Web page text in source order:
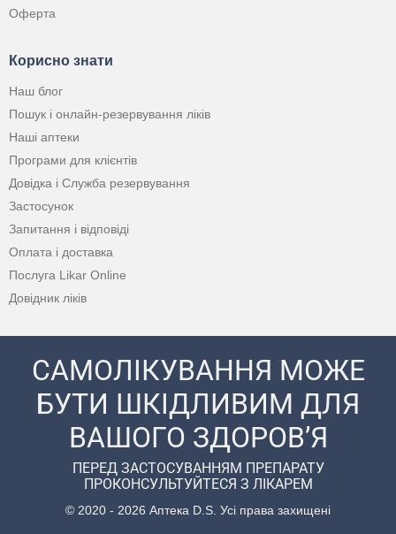
Оферта
Корисно знати
Наш блог
Пошук і онлайн-резервування ліків
Наші аптеки
Програми для клієнтів
Довідка і Служба резервування
Застосунок
Запитання і відповіді
Оплата і доставка
Послуга Likar Online
Довідник ліків
САМОЛІКУВАННЯ МОЖЕ
БУТИ ШКІДЛИВИМ ДЛЯ
ВАШОГО ЗДОРОВ’Я
ПЕРЕД ЗАСТОСУВАННЯМ ПРЕПАРАТУ
ПРОКОНСУЛЬТУЙТЕСЯ З ЛІКАРЕМ
© 2020 - 2026 Аптека D.S. Усі права захищені